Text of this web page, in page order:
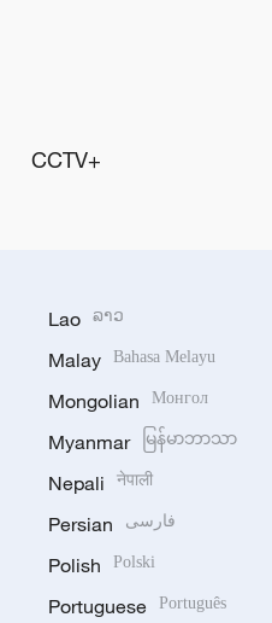
CCTV+
Lao ລາວ
Malay Bahasa Melayu
Mongolian Монгол
Myanmar မြန်မာဘာသာ
Nepali नेपाली
Persian فارسی
Polish Polski
Portuguese Português